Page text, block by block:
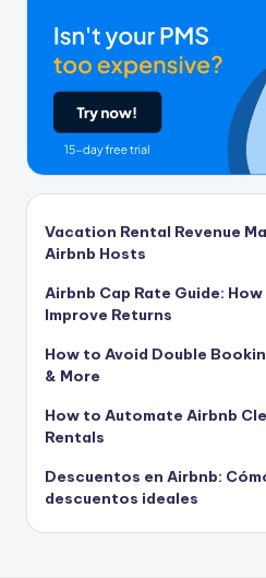
Vacation Rental Revenue
Airbnb Hosts
Airbnb Cap Rate Guide:
Improve Returns
How to Avoid Double
& More
How to Automate Airbnb
Rentals
Descuentos en Airbnb:
descuentos ideales